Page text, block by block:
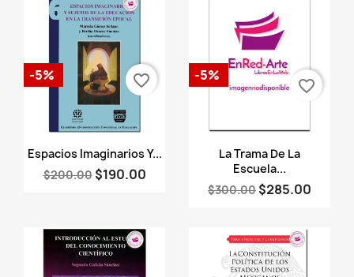
Vista rápida
Espacios Imaginarios Y...
$200.00 $190.00
-5% favorite_border
Vista rápida
La Trama De La
Escuela...
$300.00 $285.00
-5%
favorite_border